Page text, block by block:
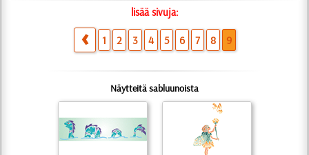
lisää sivuja:
1 2 3 4 5 6 7 8 9
Näytteitä sabluunoista